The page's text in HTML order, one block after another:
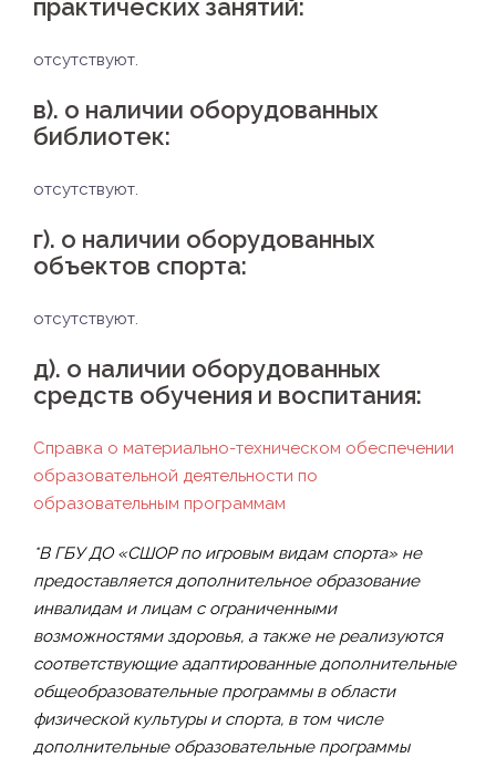
практических занятий:
отсутствуют.
в). о наличии оборудованных
библиотек:
отсутствуют.
г). о наличии оборудованных
объектов спорта:
отсутствуют.
д). о наличии оборудованных
средств обучения и воспитания:
Справка о материально-техническом обеспечении
образовательной деятельности по
образовательным программам
*В ГБУ ДО «СШОР по игровым видам спорта» не
предоставляется дополнительное образование
инвалидам и лицам с ограниченными
возможностями здоровья, а также не реализуются
соответствующие адаптированные дополнительные
общеобразовательные программы в области
физической культуры и спорта, в том числе
дополнительные образовательные программы